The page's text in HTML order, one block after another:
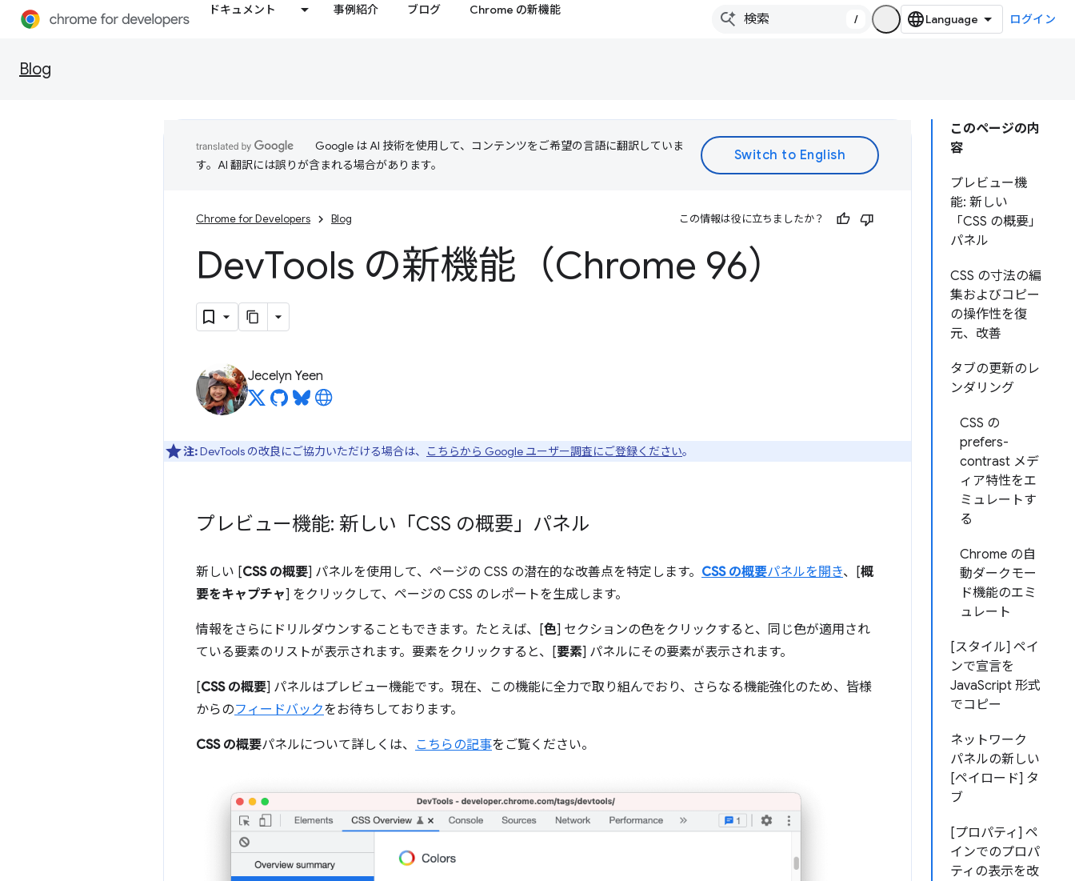
ドキュメント 事例紹介 ブログ Chrome の新機能
/ ログイン
Blog
このページの内
容
プレビュー機
能: 新しい
「CSS の概要」
パネル
CSS の寸法の編
集およびコピー
の操作性を復
元、改善
タブの更新のレ
ンダリング
CSS の
prefers-
contrast メデ
ィア特性をエ
ミュレートす
る
Chrome の自
動ダークモー
ド機能のエミ
ュレート
[スタイル] ペイ
ンで宣言を
JavaScript 形式
でコピー
ネットワーク
パネルの新しい
[ペイロード] タ
ブ
[プロパティ] ペ
インでのプロパ
ティの表示を改
Google は AI 技術を使用して、コンテンツをご希望の言語に翻訳していま
す。AI 翻訳には誤りが含まれる場合があります。
Chrome for Developers Blog この情報は役に立ちましたか？
DevTools の新機能（Chrome 96）
Jecelyn Yeen
注:DevTools の改良にご協力いただける場合は、 こちらから Google ユーザー調査にご登録ください。
プレビュー機能: 新しい「CSS の概要」パネル
新しい [CSS の概要] パネルを使用して、ページの CSS の潜在的な改善点を特定します。 CSS の概要パネルを開き、[概
要をキャプチャ] をクリックして、ページの CSS のレポートを生成します。
情報をさらにドリルダウンすることもできます。たとえば、[色] セクションの色をクリックすると、同じ色が適用され
ている要素のリストが表示されます。要素をクリックすると、[要素] パネルにその要素が表示されます。
[CSS の概要] パネルはプレビュー機能です。現在、この機能に全力で取り組んでおり、さらなる機能強化のため、皆様
からのフィードバックをお待ちしております。
CSS の概要パネルについて詳しくは、 こちらの記事をご覧ください。